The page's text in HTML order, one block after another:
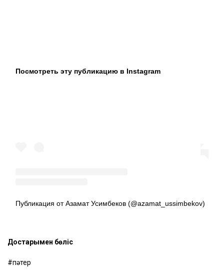
Посмотреть эту публикацию в Instagram
Публикация от Азамат Усимбеков (@azamat_ussimbekov)
Достарыңмен бөліс
пәтер